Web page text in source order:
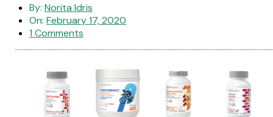
By: Norita Idris
On: February 17, 2020
1 Comments